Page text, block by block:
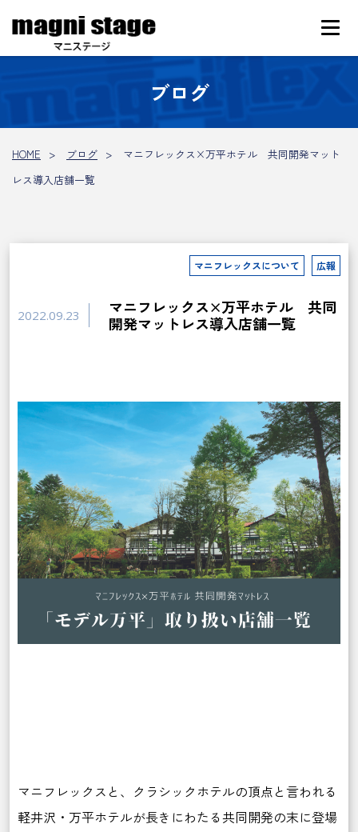
ブログ
HOME ブログ
マニフレックス×万平ホテル 共同開発マット
レス導入店舗一覧
マニフレックスについて 広報
2022.09.23
マニフレックス×万平ホテル 共同
開発マットレス導入店舗一覧
マニフレックスと、 クラシックホテルの頂点と言われる
軽井沢・万平ホテルが長きにわたる共同開発の末に登場